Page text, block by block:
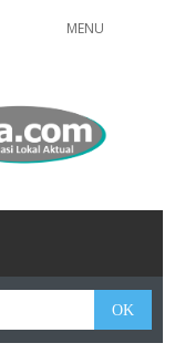
MENU